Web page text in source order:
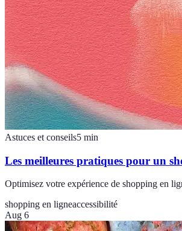
Astuces et conseils5 min
Les meilleures pratiques pour un
Optimisez votre expérience de shopping en
shopping en ligneaccessibilité
Aug 6